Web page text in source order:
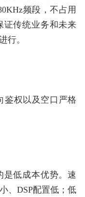
频段，不占用
证传统业务和未来
行。
鉴权以及空口严格
是低成本优势。速
、DSP配置低；低